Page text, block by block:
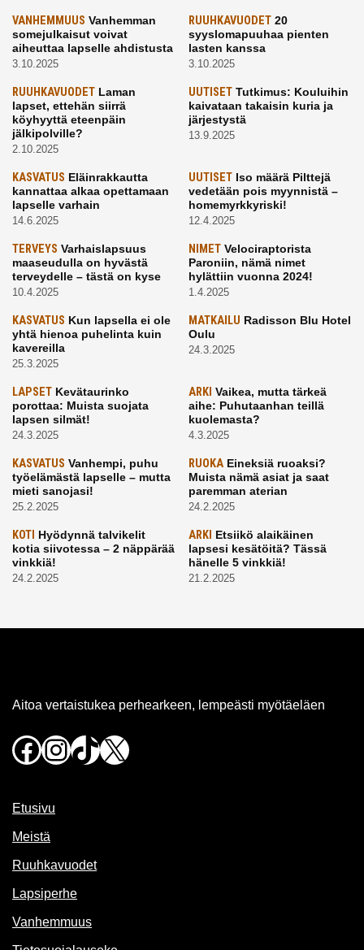
VANHEMMUUS Vanhemman
somejulkaisut voivat
aiheuttaa lapselle ahdistusta
3.10.2025
RUUHKAVUODET20
syyslomapuuhaa pienten
lasten kanssa
3.10.2025
RUUHKAVUODET Laman
lapset, ettehän siirrä
köyhyyttä eteenpäin
jälkipolville?
2.10.2025
UUTISETTutkimus: Kouluihin
kaivataan takaisin kuria ja
järjestystä
13.9.2025
KASVATUS Eläinrakkautta
kannattaa alkaa opettamaan
lapselle varhain
14.6.2025
UUTISETIso määrä Pilttejä
vedetään pois myynnistä –
homemyrkkyriski!
12.4.2025
TERVEYS Varhaislapsuus
maaseudulla on hyvästä
terveydelle – tästä on kyse
10.4.2025
NIMETVelociraptorista
Paroniin, nämä nimet
hylättiin vuonna 2024!
1.4.2025
KASVATUS Kun lapsella ei ole
yhtä hienoa puhelinta kuin
kavereilla
25.3.2025
MATKAILU Radisson Blu Hotel
Oulu
24.3.2025
LAPSET Kevätaurinko
porottaa: Muista suojata
lapsen silmät!
24.3.2025
ARKI Vaikea, mutta tärkeä
aihe: Puhutaanhan teillä
kuolemasta?
4.3.2025
KASVATUS Vanhempi, puhu
työelämästä lapselle – mutta
mieti sanojasi!
25.2.2025
RUOKAEineksiä ruoaksi?
Muista nämä asiat ja saat
paremman aterian
24.2.2025
KOTI Hyödynnä talvikelit
kotia siivotessa – 2 näppärää
vinkkiä!
24.2.2025
ARKI Etsiikö alaikäinen
lapsesi kesätöitä? Tässä
hänelle 5 vinkkiä!
21.2.2025
Aitoa vertaistukea perhearkeen, lempeästi myötäeläen
Facebook
Instagram
TikTok
X
Etusivu
Meistä
Ruuhkavuodet
Lapsiperhe
Vanhemmuus